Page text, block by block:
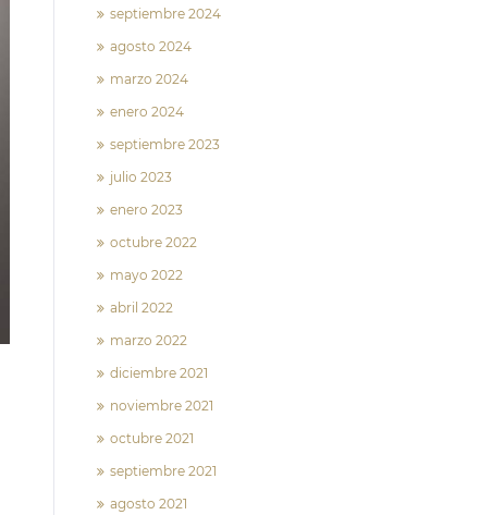
septiembre 2024
agosto 2024
marzo 2024
enero 2024
septiembre 2023
julio 2023
enero 2023
octubre 2022
mayo 2022
abril 2022
marzo 2022
diciembre 2021
noviembre 2021
octubre 2021
septiembre 2021
agosto 2021